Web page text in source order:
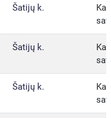
Šatijų k.
Šatijų k.
Šatijų k.